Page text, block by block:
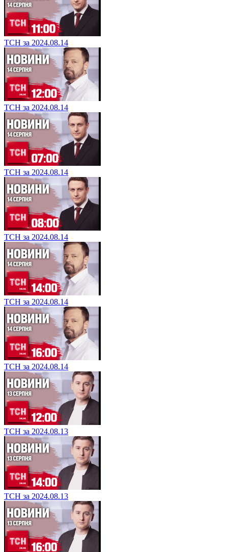
ТСН за 2024.08.14
ТСН за 2024.08.14
ТСН за 2024.08.14
ТСН за 2024.08.14
ТСН за 2024.08.14
ТСН за 2024.08.14
ТСН за 2024.08.13
ТСН за 2024.08.13